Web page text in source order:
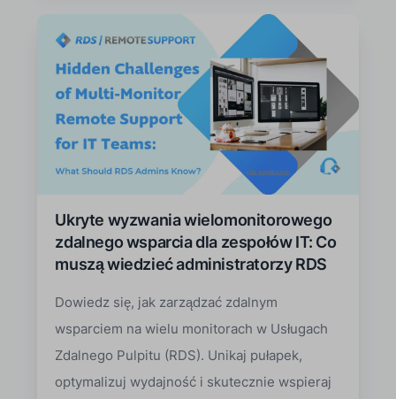
Ukryte wyzwania wielomonitorowego
zdalnego wsparcia dla zespołów IT: Co
muszą wiedzieć administratorzy RDS
Dowiedz się, jak zarządzać zdalnym
wsparciem na wielu monitorach w Usługach
Zdalnego Pulpitu (RDS). Unikaj pułapek,
optymalizuj wydajność i skutecznie wspieraj